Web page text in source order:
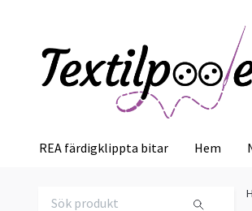
REA färdigklippta bitar Hem